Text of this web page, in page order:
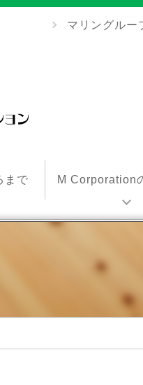
マリングルー
まで M Corporation